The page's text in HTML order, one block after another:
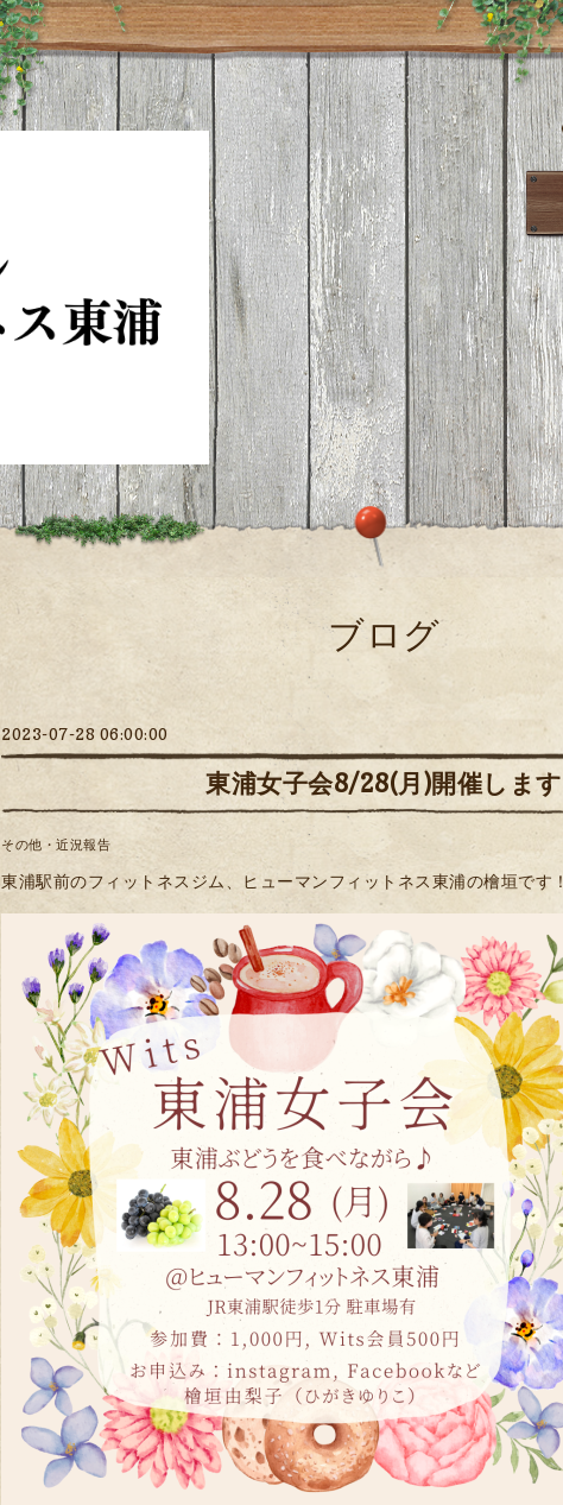
ブログ
2023-07-28 06:00:00
東浦女子会8/28(月)開催します
その他・近況報告
東浦駅前のフィットネスジム、ヒューマンフィットネス東浦の檜垣です！